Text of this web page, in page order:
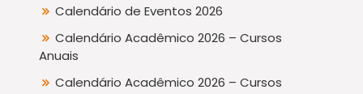
Calendário de Eventos 2026
Calendário Acadêmico 2026 – Cursos
Anuais
Calendário Acadêmico 2026 – Cursos